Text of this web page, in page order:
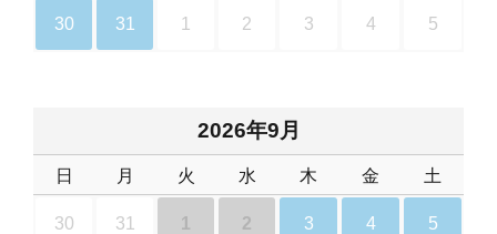
30 31 1 2 3 4 5
2026年9月
日 月 火 水 木 金 土
30 31 1 2 3 4 5